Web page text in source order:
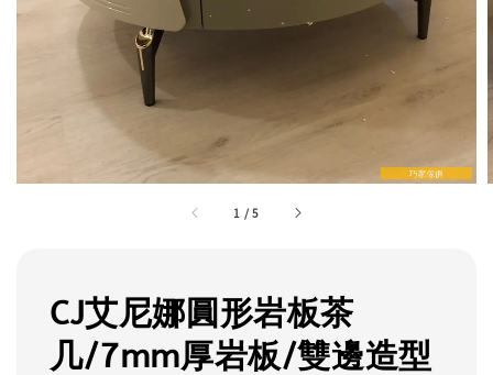
1 /5
CJ艾尼娜圓形岩板茶
几/7mm厚岩板/雙邊造型